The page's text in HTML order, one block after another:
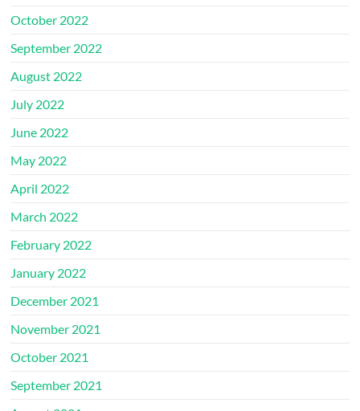
October 2022
September 2022
August 2022
July 2022
June 2022
May 2022
April 2022
March 2022
February 2022
January 2022
December 2021
November 2021
October 2021
September 2021